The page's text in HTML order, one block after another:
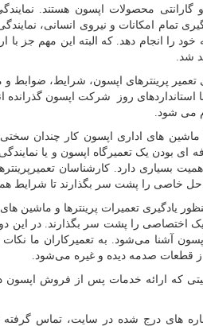
محصولات اپسون هستند.
تمام امکانات و نیروی انسانی،
را انجام دهد. که البته این مهم جز
شد.
تعمیر پرینترهای اپسون، شرایط،
روز شرکت اپسون گذرانده
می شود.
ماشین های اداری اپسون کار چندان
ای بودن یک تعمیرگاه اپسون و یا
بسیاری دارد. کارشناسان
خاصی را پشت سر بگذارند تا شرایط
یادگیری تعمیرات پرینترها و ماشین
اختصاصی را پشت سر بگذارند. در این
اپسون آشنا می‌شود. به تعمیرکاران ما
از قطعات صدمه دیده و غیره می‌شود.
که ارائه خدمات پس از فروش اپسون
های درج شده در سایت، تماس گرفته